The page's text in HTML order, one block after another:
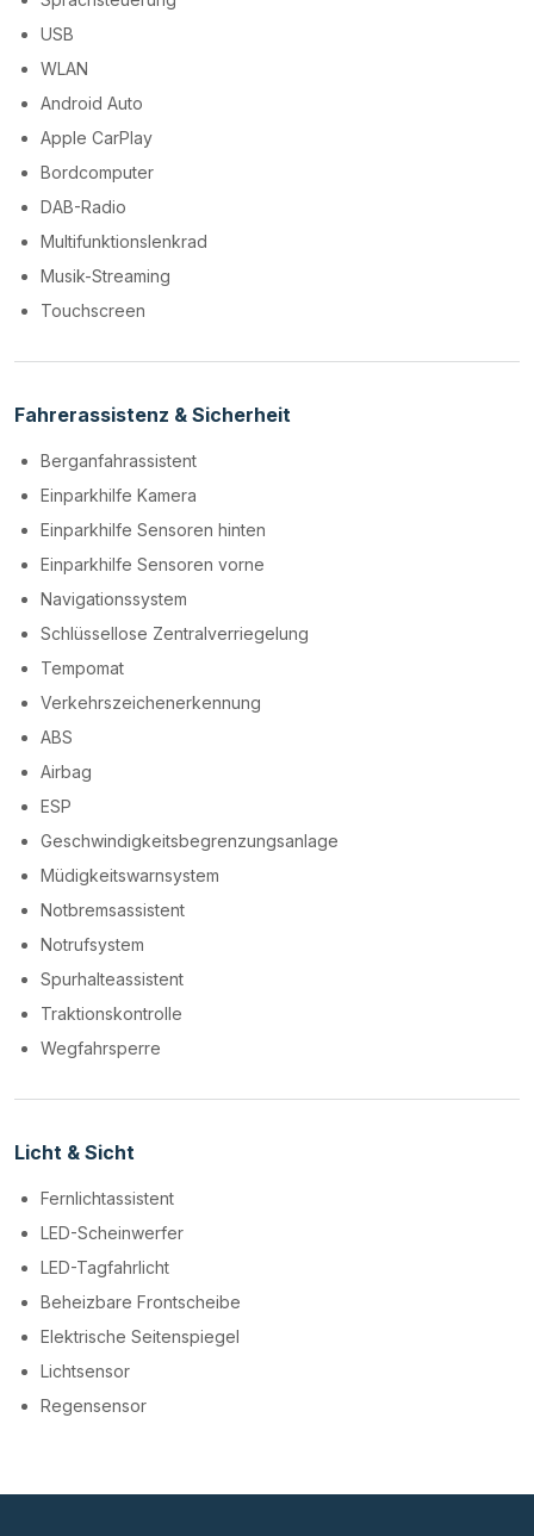
USB
WLAN
Android Auto
Apple CarPlay
Bordcomputer
DAB-Radio
Multifunktionslenkrad
Musik-Streaming
Touchscreen
Fahrerassistenz & Sicherheit
Berganfahrassistent
Einparkhilfe Kamera
Einparkhilfe Sensoren hinten
Einparkhilfe Sensoren vorne
Navigationssystem
Schlüssellose Zentralverriegelung
Tempomat
Verkehrszeichenerkennung
ABS
Airbag
ESP
Geschwindigkeitsbegrenzungsanlage
Müdigkeitswarnsystem
Notbremsassistent
Notrufsystem
Spurhalteassistent
Traktionskontrolle
Wegfahrsperre
Licht & Sicht
Fernlichtassistent
LED-Scheinwerfer
LED-Tagfahrlicht
Beheizbare Frontscheibe
Elektrische Seitenspiegel
Lichtsensor
Regensensor